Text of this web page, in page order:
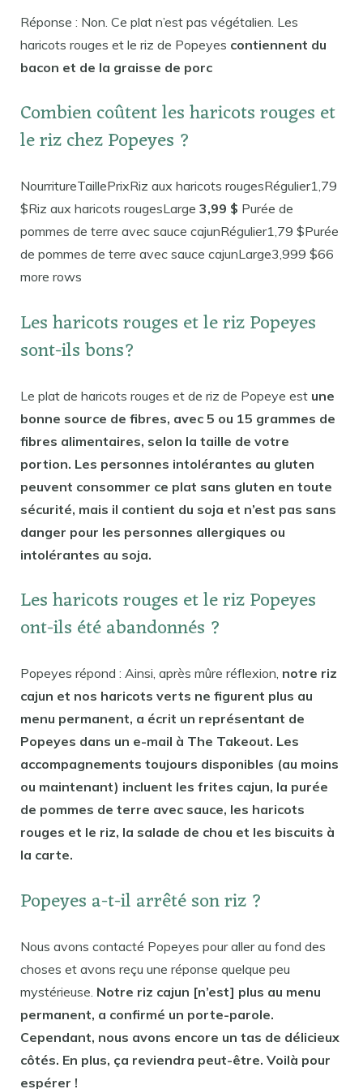
Réponse : Non. Ce plat n’est pas végétalien. Les
haricots rouges et le riz de Popeyes contiennent du
bacon et de la graisse de porc
Combien coûtent les haricots rouges et
le riz chez Popeyes ?
NourritureTaillePrixRiz aux haricots rougesRégulier1,79
$Riz aux haricots rougesLarge 3,99 $ Purée de
pommes de terre avec sauce cajunRégulier1,79 $Purée
de pommes de terre avec sauce cajunLarge3,999 $66
more rows
Les haricots rouges et le riz Popeyes
sont-ils bons?
Le plat de haricots rouges et de riz de Popeye est une
bonne source de fibres, avec 5 ou 15 grammes de
fibres alimentaires, selon la taille de votre
portion. Les personnes intolérantes au gluten
peuvent consommer ce plat sans gluten en toute
sécurité, mais il contient du soja et n’est pas sans
danger pour les personnes allergiques ou
intolérantes au soja.
Les haricots rouges et le riz Popeyes
ont-ils été abandonnés ?
Popeyes répond : Ainsi, après mûre réflexion, notre riz
cajun et nos haricots verts ne figurent plus au
menu permanent, a écrit un représentant de
Popeyes dans un e-mail à The Takeout. Les
accompagnements toujours disponibles (au moins
ou maintenant) incluent les frites cajun, la purée
de pommes de terre avec sauce, les haricots
rouges et le riz, la salade de chou et les biscuits à
la carte.
Popeyes a-t-il arrêté son riz ?
Nous avons contacté Popeyes pour aller au fond des
choses et avons reçu une réponse quelque peu
mystérieuse. Notre riz cajun [n’est] plus au menu
permanent, a confirmé un porte-parole.
Cependant, nous avons encore un tas de délicieux
côtés. En plus, ça reviendra peut-être. Voilà pour
espérer !